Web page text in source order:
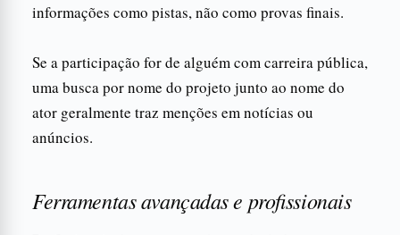
informações como pistas, não como provas finais.
Se a participação for de alguém com carreira pública,
uma busca por nome do projeto junto ao nome do
ator geralmente traz menções em notícias ou
anúncios.
Ferramentas avançadas e profissionais